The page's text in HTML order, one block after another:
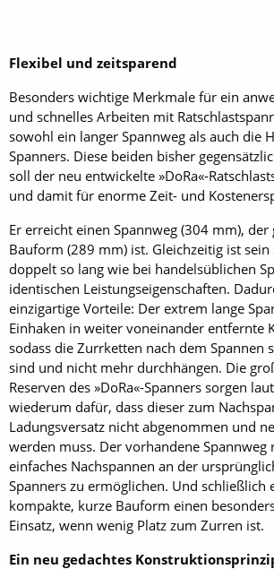
Flexibel und zeitsparend
Besonders wichtige Merkmale für ein
und schnelles Arbeiten mit
sowohl ein langer Spannweg als auch die
Spanners. Diese beiden bisher
soll der neu entwickelte »DoRa«-
und damit für enorme Zeit- und
Er erreicht einen Spannweg (304 mm), der
Bauform (289 mm) ist. Gleichzeitig ist sein
doppelt so lang wie bei handelsüblichen
identischen Leistungseigenschaften.
einzigartige Vorteile: Der extrem lange
Einhaken in weiter voneinander entfernte
sodass die Zurrketten nach dem Spannen
sind und nicht mehr durchhängen. Die
Reserven des »DoRa«-Spanners sorgen
wiederum dafür, dass dieser zum
Ladungsversatz nicht abgenommen und
werden muss. Der vorhandene Spannweg
einfaches Nachspannen an der
Spanners zu ermöglichen. Und schließlich
kompakte, kurze Bauform einen
Einsatz, wenn wenig Platz zum Zurren ist.
Ein neu gedachtes